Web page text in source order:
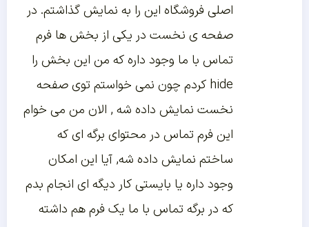
اصلی فروشگاه این را به نمایش گذاشتم. در
صفحه ی نخست در یکی از بخش ها فرم
تماس با ما وجود داره که من این بخش را
hide کردم چون نمی خواستم توی صفحه
نخست نمایش داده شه , الان من می خوام
این فرم تماس در محتوای برگه ای که
ساختم نمایش داده شه, آیا این امکان
وجود داره یا بایستی کار دیگه ای انجام بدم
که در برگه تماس با ما یک فرم هم داشته